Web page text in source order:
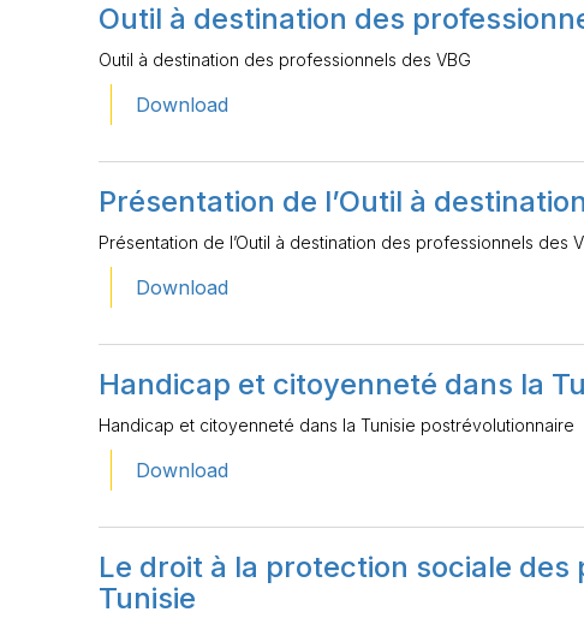
Outil à destination des
Outil à destination des professionnels des VBG
Download
Présentation de l’Outil à
Présentation de l’Outil à destination des professionnels des
Download
Handicap et citoyenneté dans la
Handicap et citoyenneté dans la Tunisie postrévolutionnaire
Download
Le droit à la protection sociale
Tunisie